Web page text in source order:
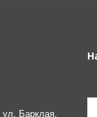
ул. Барклая,